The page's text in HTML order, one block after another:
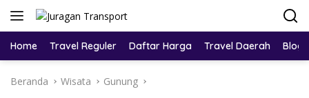
Home Travel Reguler Daftar Harga Travel Daerah Blog
Beranda Wisata Gunung